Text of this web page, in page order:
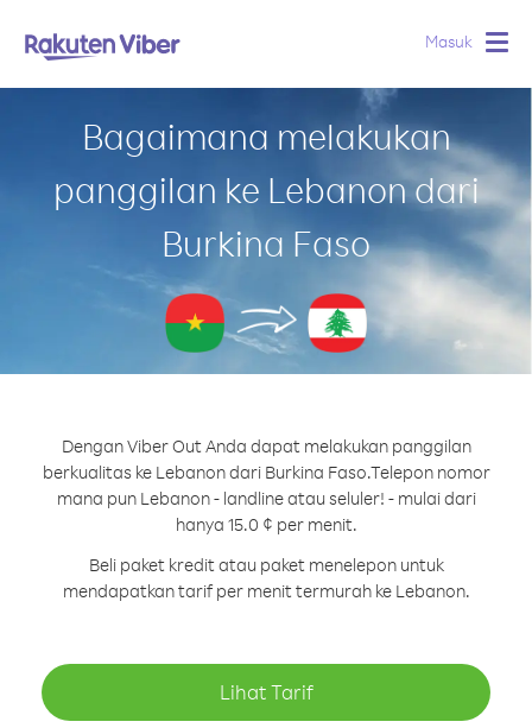
Masuk
Bagaimana melakukan
panggilan ke Lebanon dari
Burkina Faso
Dengan Viber Out Anda dapat melakukan panggilan
berkualitas ke Lebanon dari Burkina Faso.Telepon nomor
mana pun Lebanon - landline atau seluler! - mulai dari
hanya 15.0 ¢ per menit.
Beli paket kredit atau paket menelepon untuk
mendapatkan tarif per menit termurah ke Lebanon.
Lihat Tarif